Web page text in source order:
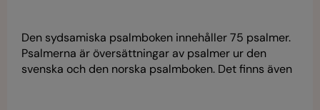
Den sydsamiska psalmboken innehåller 75 psalmer.
Psalmerna är översättningar av psalmer ur den
svenska och den norska psalmboken. Det finns även